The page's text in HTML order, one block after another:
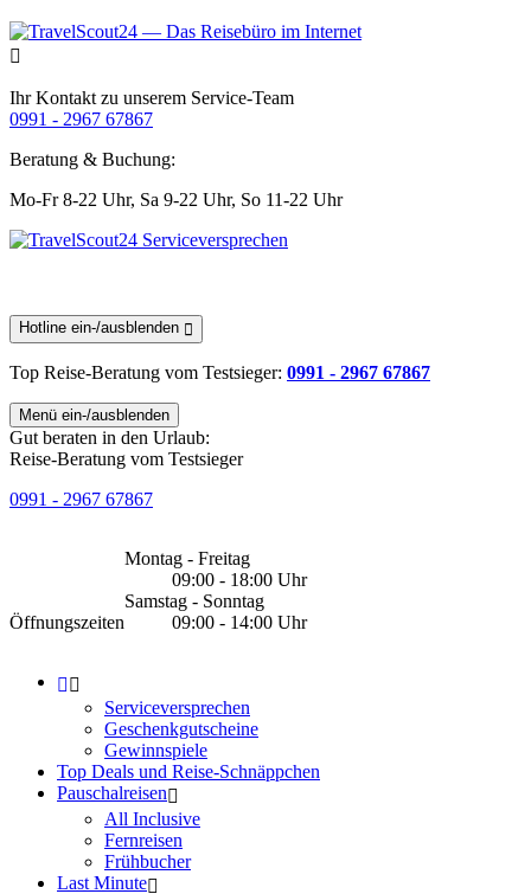
Ihr Kontakt zu unserem Service-Team
0991 - 2967 67867
Beratung & Buchung:
Mo-Fr 8-22 Uhr, Sa 9-22 Uhr, So 11-22 Uhr
Hotline ein-/ausblenden
Top Reise-Beratung vom Testsieger: 0991 - 2967 67867
Menü ein-/ausblenden
Gut beraten in den Urlaub:
Reise-Beratung vom Testsieger
0991 - 2967 67867
Öffnungszeiten
Montag - Freitag
09:00 - 18:00 Uhr
Samstag - Sonntag
09:00 - 14:00 Uhr
Serviceversprechen
Geschenkgutscheine
Gewinnspiele
Top Deals und Reise-Schnäppchen
Pauschalreisen
All Inclusive
Fernreisen
Frühbucher
Last Minute